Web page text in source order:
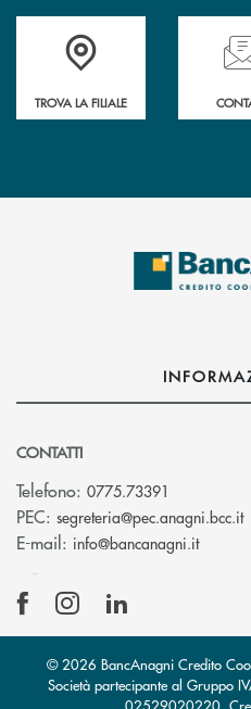
Accedi all' elenco completo delle
TROVA LA FILIALE
Hai
CONTATTI
Telefono: 0775.73391
PEC: segreteria@pec.anagni.bcc.it
E-mail: info@bancanagni.it(si
© 2026 BancAnagni Credito
Società partecipante al Gruppo